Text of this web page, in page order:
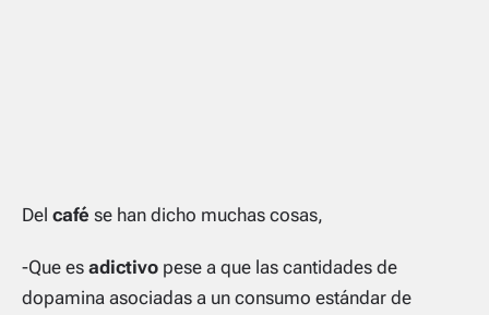
Del café se han dicho muchas cosas,
-Que es adictivo pese a que las cantidades de
dopamina asociadas a un consumo estándar de